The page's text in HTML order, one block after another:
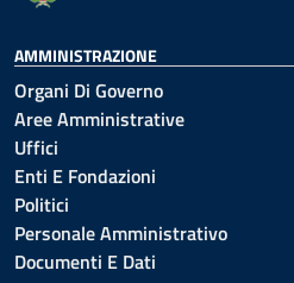
AMMINISTRAZIONE
Organi Di Governo
Aree Amministrative
Uffici
Enti E Fondazioni
Politici
Personale Amministrativo
Documenti E Dati